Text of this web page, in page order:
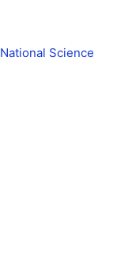
National Science